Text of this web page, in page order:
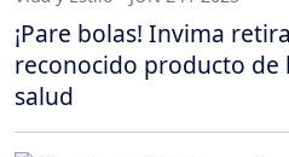
¡Pare bolas! Invima
reconocido producto de
salud